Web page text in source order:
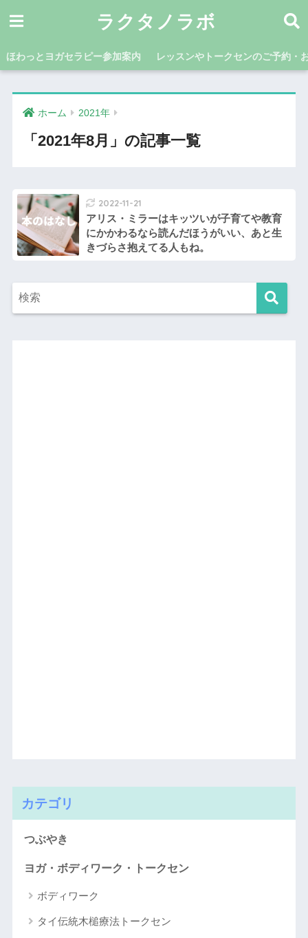
ラクタノラボ
ほわっとヨガセラピー参加案内 レッスンやトークセンのご予約・
ホーム 2021年
「2021年8月」の記事一覧
2022-11-21
アリス・ミラーはキッツいが子育てや教育
にかかわるなら読んだほうがいい、あと生
きづらさ抱えてる人もね。
カテゴリ
つぶやき
ヨガ・ボディワーク・トークセン
ボディワーク
タイ伝統木槌療法トークセン